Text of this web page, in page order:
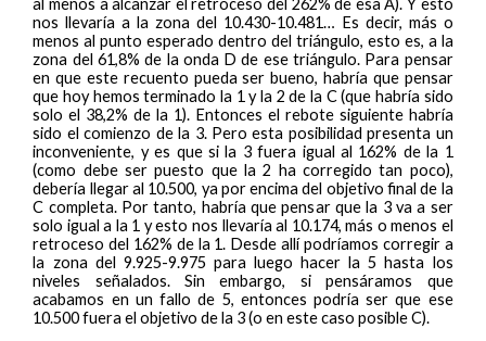
nos llevaría a la zona del 10.430-10.481… Es decir, más o
menos al punto esperado dentro del triángulo, esto es, a la
zona del 61,8% de la onda D de ese triángulo. Para pensar
en que este recuento pueda ser bueno, habría que pensar
que hoy hemos terminado la 1 y la 2 de la C (que habría sido
solo el 38,2% de la 1). Entonces el rebote siguiente habría
sido el comienzo de la 3. Pero esta posibilidad presenta un
inconveniente, y es que si la 3 fuera igual al 162% de la 1
(como debe ser puesto que la 2 ha corregido tan poco),
debería llegar al 10.500, ya por encima del objetivo final de la
C completa. Por tanto, habría que pensar que la 3 va a ser
solo igual a la 1 y esto nos llevaría al 10.174, más o menos el
retroceso del 162% de la 1. Desde allí podríamos corregir a
la zona del 9.925-9.975 para luego hacer la 5 hasta los
niveles señalados. Sin embargo, si pensáramos que
acabamos en un fallo de 5, entonces podría ser que ese
10.500 fuera el objetivo de la 3 (o en este caso posible C).